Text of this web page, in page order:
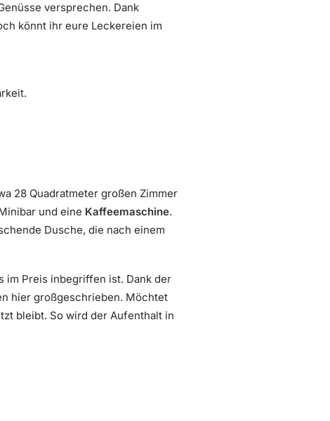
versprechen. Dank
könnt ihr eure Leckereien im
28 Quadratmeter großen Zimmer
und eine Kaffeemaschine.
Dusche, die nach einem
im Preis inbegriffen ist. Dank der
hier großgeschrieben. Möchtet
bleibt. So wird der Aufenthalt in